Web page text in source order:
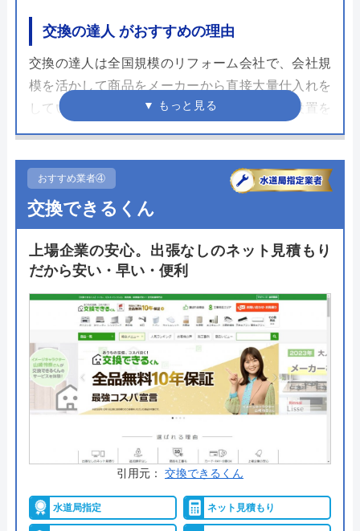
交換の達人 がおすすめの理由
交換の達人は全国規模のリフォーム会社で、会社規
模を活かして商品をメーカーから直接大量仕入れを
しているため安価でトイレが購入できます。設置を
行う職人はさまざまな資格を保有し、数々の現場を
ことで低価格でのトイレリフォームが可能です。
トイレリフォーム以外にも住宅設備のあらゆる工事
が可能。2009年の創業から工事を行ってきた豊富な
実績をもとに価格以上に満足したリフォームとなる
も専門の職員が対応することで工事完了までスムー
ズに進みます。
公式サイトで
料金詳細を見る
交換の達人 の基本情報
株式会社ハウスラボ
代表者
おすすめ業者④
交換できるくん
上場企業の安心。出張なしのネット見積もり
だから安い・早い・便利
引用元： 交換できるくん
水道局指定 ネット見積もり